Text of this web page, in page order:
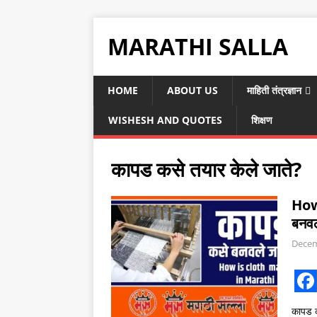
MARATHI SALLA
HOME ABOUT US माहिती तंत्रज्ञान
WISHESH AND QUOTES शिक्षण
कापड कसे तयार केले जाते?
F
कापड